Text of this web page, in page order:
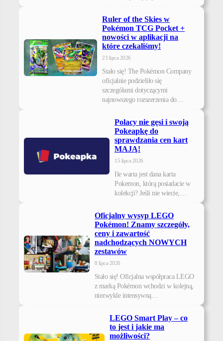
Ruler of the Skies w
Pokémon TCG Pocket +
nowości w aplikacji na
które czekaliśmy!
23 lipca 2026
Stało się! The Pokémon Company
oficjalnie podzieliło się
szczegółami dotyczącymi
najnowszego rozszerzenia do…
Polacy nie gęsi i swoją
Pokeapkę do
sprawdzania cen kart
MAJĄ!
15 lipca 2026
Ile warta jest dana karta
Pokemon, którą posiadacie w
kolekcji? Jeśli nie wiecie,…
Oficjalny wysyp LEGO
Pokémon! Znamy szczegóły,
ceny i zawartość
nadchodzących NOWYCH
zestawów
8 lipca 2026
Stało się! Oficjalna współpraca LEGO
z marką Pokémon wchodzi w kolejną,
niezwykle intensywną…
LEGO Smart Play – co
to jest i jakie ma
możliwości?